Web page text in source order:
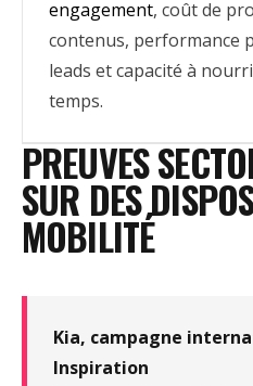
engagement, coût de
contenus, performance
leads et capacité à
temps.
PREUVES
SUR DES
MOBILITÉ
Kia, campagne
Inspiration